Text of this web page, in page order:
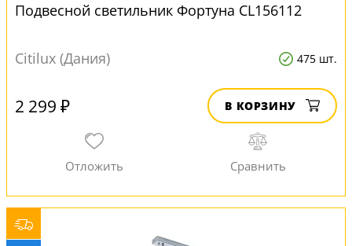
Подвесной светильник Фортуна CL156112
Citilux (Дания) 475 шт.
2 299 ₽ В КОРЗИНУ